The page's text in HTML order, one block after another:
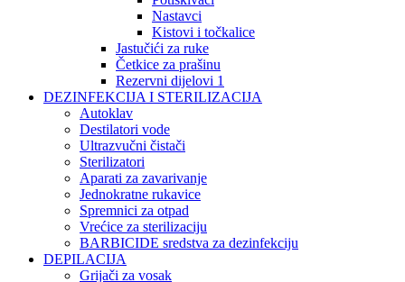
Nastavci
Kistovi i točkalice
Jastučići za ruke
Četkice za prašinu
Rezervni dijelovi 1
DEZINFEKCIJA I STERILIZACIJA
Autoklav
Destilatori vode
Ultrazvučni čistači
Sterilizatori
Aparati za zavarivanje
Jednokratne rukavice
Spremnici za otpad
Vrećice za sterilizaciju
BARBICIDE sredstva za dezinfekciju
DEPILACIJA
Grijači za vosak